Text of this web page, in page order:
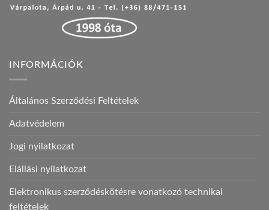
INFORMÁCIÓK
Általános Szerződési Feltételek
Adatvédelem
Jogi nyilatkozat
Elállási nyilatkozat
Elektronikus szerződéskötésre vonatkozó technikai
feltételek